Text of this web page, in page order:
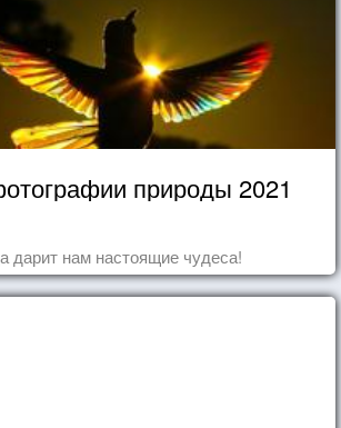
природы 2021
дарит нам настоящие чудеса!